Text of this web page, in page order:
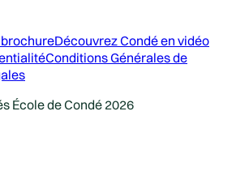
Découvrez Condé en vidéo
Conditions Générales de
École de Condé 2026